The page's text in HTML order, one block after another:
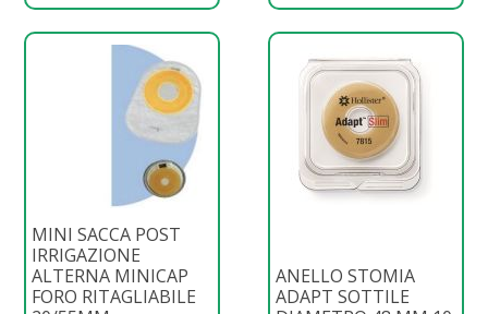
MINI SACCA POST
IRRIGAZIONE
ALTERNA MINICAP
FORO RITAGLIABILE
ANELLO STOMIA
ADAPT SOTTILE